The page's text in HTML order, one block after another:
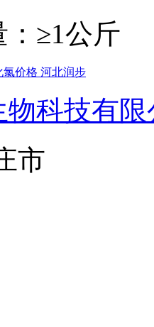
≥1公斤
价格 河北润步
科技有限
市